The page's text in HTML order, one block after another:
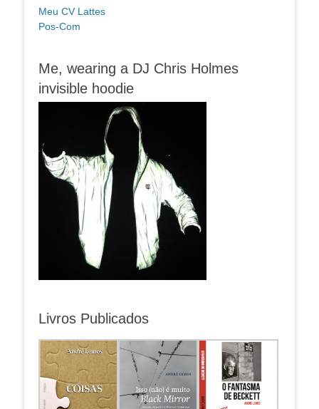
Meu CV Lattes
Pos-Com
Me, wearing a DJ Chris Holmes
invisible hoodie
Livros Publicados